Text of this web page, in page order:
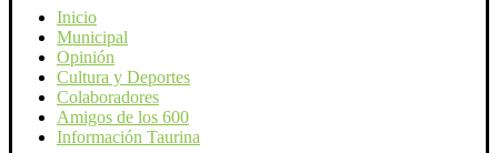
Inicio
Municipal
Opinión
Cultura y Deportes
Colaboradores
Amigos de los 600
Información Taurina